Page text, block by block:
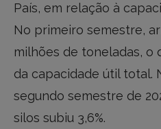
País, em relação à
No primeiro semestre,
milhões de toneladas, o
da capacidade útil total.
segundo semestre de
silos subiu 3,6%.